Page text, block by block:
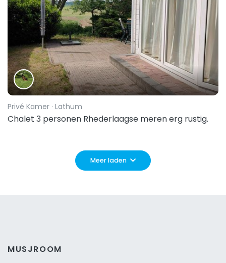
Privé Kamer · Lathum
Chalet 3 personen Rhederlaagse meren erg rustig.
Meer laden
MUSJROOM